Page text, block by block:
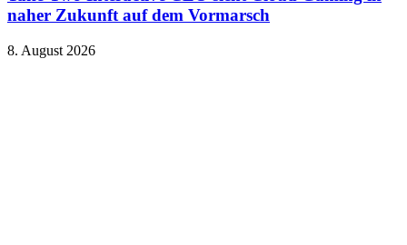
naher Zukunft auf dem Vormarsch
8. August 2026